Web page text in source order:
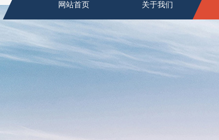
网站首页 关于我们